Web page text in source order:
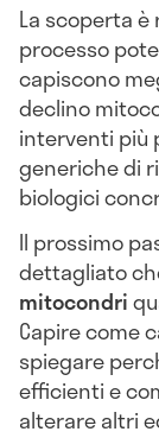
La scoperta
processo
capiscono
declino
interventi più
generiche di
biologici
Il prossimo
dettagliato
mitocondri
Capire come
spiegare
efficienti e
alterare altri